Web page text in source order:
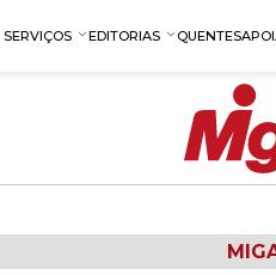
SERVIÇOS EDITORIAS QUENTES